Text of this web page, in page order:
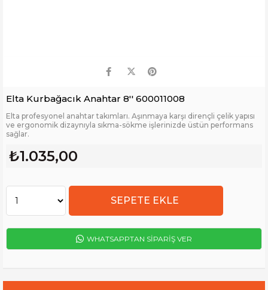
Elta Kurbağacık Anahtar 8'' 600011008
Elta profesyonel anahtar takımları. Aşınmaya karşı dirençli çelik yapısı
ve ergonomik dizaynıyla sıkma-sökme işlerinizde üstün performans
sağlar.
₺1.035,00
WHATSAPPTAN SİPARİŞ VER